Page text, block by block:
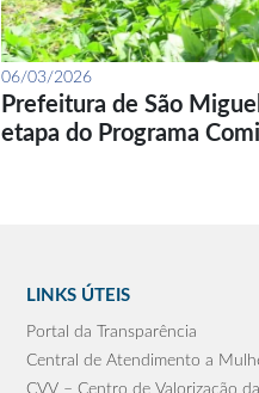
06/03/2026
Prefeitura de São
etapa do Programa
LINKS ÚTEIS
Portal da Transparência
Central de Atendimento a
CVV – Centro de Valorização